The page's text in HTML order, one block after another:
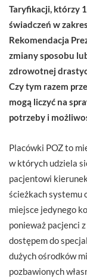
Taryfikacji, którzy
świadczeń w
Rekomendacja
zmiany sposobu
zdrowotnej
Czy tym razem
mogą liczyć na
potrzeby i
Placówki POZ to
w których udziela
pacjentowi
ścieżkach systemu
miejsce jedynego
ponieważ pacjenci
dostępem do
dużych ośrodków
pozbawionych